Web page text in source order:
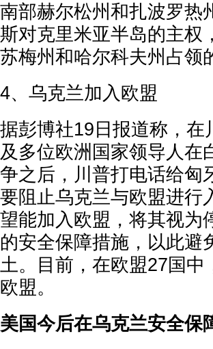
南部赫尔松州和扎波罗热
斯对克里米亚半岛的主权
苏梅州和哈尔科夫州占领
4、乌克兰加入欧盟
据彭博社19日报道称，
及多位欧洲国家领导人在
争之后，川普打电话给匈
要阻止乌克兰与欧盟进行
望能加入欧盟，将其视为
的安全保障措施，以此避
土。目前，在欧盟27国
欧盟。
美国今后在乌克兰安全保